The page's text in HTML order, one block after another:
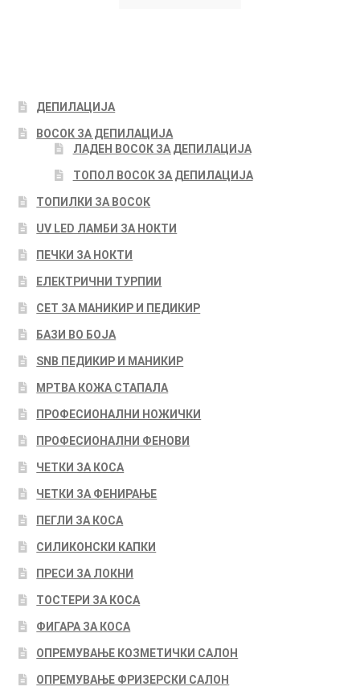
ДЕПИЛАЦИЈА
ВОСОК ЗА ДЕПИЛАЦИЈА
ЛАДЕН ВОСОК ЗА ДЕПИЛАЦИЈА
ТОПОЛ ВОСОК ЗА ДЕПИЛАЦИЈА
ТОПИЛКИ ЗА ВОСОК
UV LED ЛАМБИ ЗА НОКТИ
ПЕЧКИ ЗА НОКТИ
ЕЛЕКТРИЧНИ ТУРПИИ
СЕТ ЗА МАНИКИР И ПЕДИКИР
БАЗИ ВО БОЈА
SNB ПЕДИКИР И МАНИКИР
МРТВА КОЖА СТАПАЛА
ПРОФЕСИОНАЛНИ НОЖИЧКИ
ПРОФЕСИОНАЛНИ ФЕНОВИ
ЧЕТКИ ЗА КОСА
ЧЕТКИ ЗА ФЕНИРАЊЕ
ПЕГЛИ ЗА КОСА
СИЛИКОНСКИ КАПКИ
ПРЕСИ ЗА ЛОКНИ
ТОСТЕРИ ЗА КОСА
ФИГАРА ЗА КОСА
ОПРЕМУВАЊЕ КОЗМЕТИЧКИ САЛОН
ОПРЕМУВАЊЕ ФРИЗЕРСКИ САЛОН